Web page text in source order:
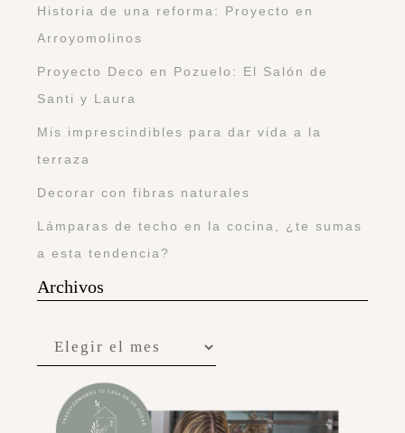
Historia de una reforma: Proyecto en
Arroyomolinos
Proyecto Deco en Pozuelo: El Salón de
Santi y Laura
Mis imprescindibles para dar vida a la
terraza
Decorar con fibras naturales
Lámparas de techo en la cocina, ¿te sumas
a esta tendencia?
Archivos